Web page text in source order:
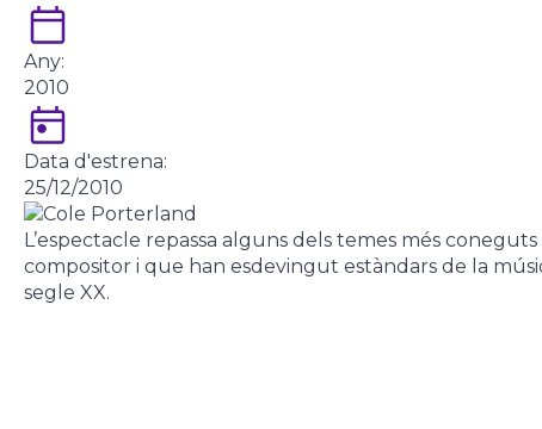
Any:
2010
Data d'estrena:
25/12/2010
L’espectacle repassa alguns dels temes més coneguts
compositor i que han esdevingut estàndars de la
segle XX.